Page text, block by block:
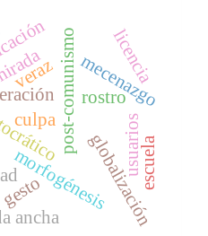
post-comunismo
globalización
morfogénesis
mecenazgo
rostro
ancha
usuarios
licencia
culpa
veraz
escuela